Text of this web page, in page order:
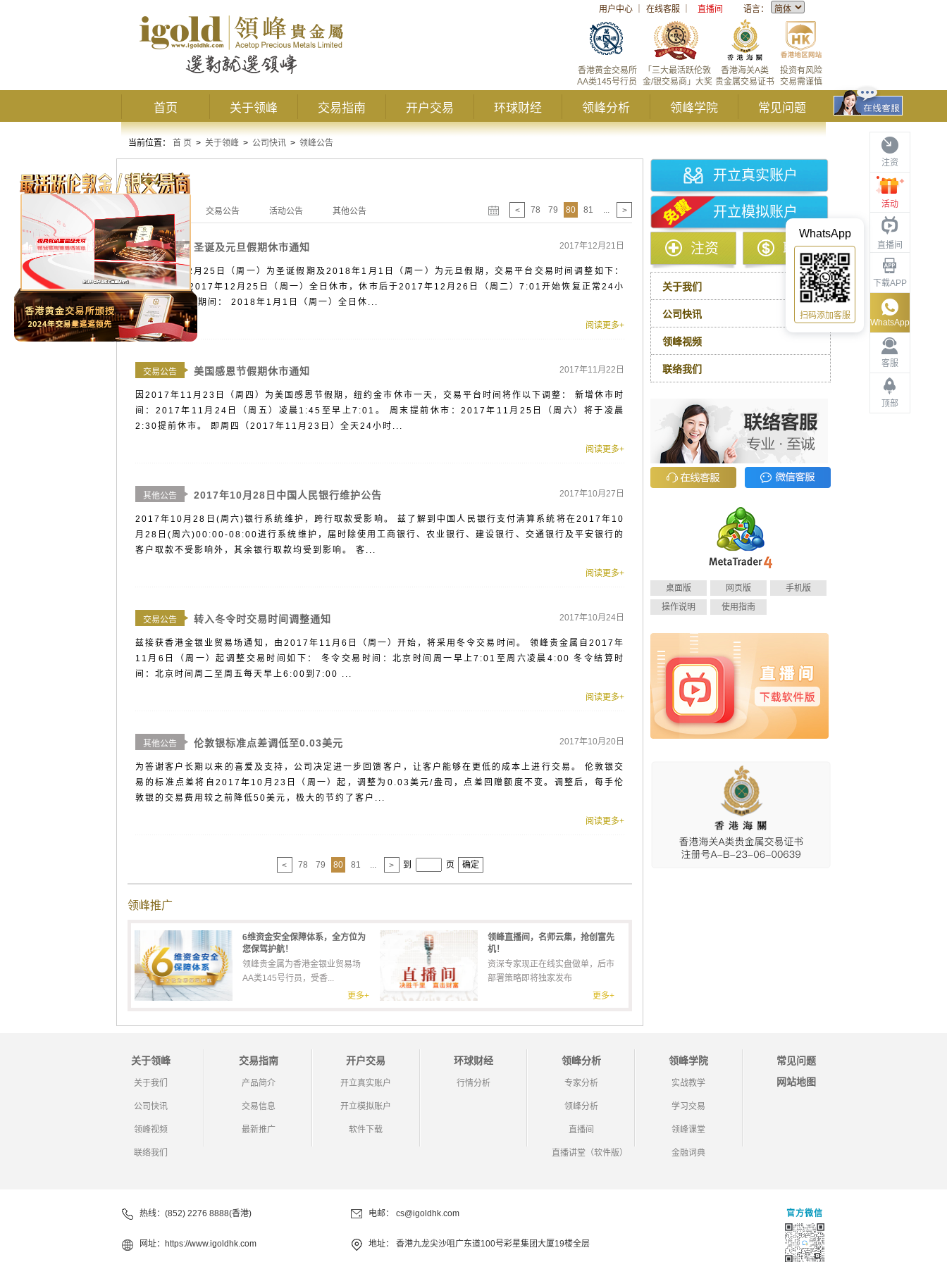
用户中心 在线客服 直播间 语言：
投资有风险
交易需谨慎
香港海关A类
贵金属交易证书
「三大最活跃伦敦
金/银交易商」大奖
香港黄金交易所
AA类145号行员
首页 关于领峰 交易指南 开户交易 环球财经 领峰分析 领峰学院 常见问题
注资
活动
直播间
下载APP
客服
顶部
WhatsApp
WhatsApp
扫码添加客服
当前位置： 首 页 > 关于领峰 > 公司快讯 > 领峰公告
领峰公告
全部公告 交易公告 活动公告 其他公告 < 78 79 80 81 ... >
交易公告 圣诞及元旦假期休市通知 2017年12月21日
因2017年12月25日（周一）为圣诞假期及2018年1月1日（周一）为元旦假期，交易平台交易时间调整如下：
圣诞期间： 2017年12月25日（周一）全日休市，休市后于2017年12月26日（周二）7:01开始恢复正常24小
时交易。 元旦期间： 2018年1月1日（周一）全日休...
阅读更多+
交易公告 美国感恩节假期休市通知 2017年11月22日
因2017年11月23日（周四）为美国感恩节假期，纽约金市休市一天，交易平台时间将作以下调整： 新增休市时
间：2017年11月24日（周五）凌晨1:45至早上7:01。 周末提前休市：2017年11月25日（周六）将于凌晨
2:30提前休市。 即周四（2017年11月23日）全天24小时...
阅读更多+
其他公告 2017年10月28日中国人民银行维护公告 2017年10月27日
2017年10月28日(周六)银行系统维护，跨行取款受影响。 兹了解到中国人民银行支付清算系统将在2017年10
月28日(周六)00:00-08:00进行系统维护，届时除使用工商银行、农业银行、建设银行、交通银行及平安银行的
客户取款不受影响外，其余银行取款均受到影响。 客...
阅读更多+
交易公告 转入冬令时交易时间调整通知 2017年10月24日
兹接获香港金银业贸易场通知，由2017年11月6日（周一）开始，将采用冬令交易时间。 领峰贵金属自2017年
11月6日（周一）起调整交易时间如下： 冬令交易时间：北京时间周一早上7:01至周六凌晨4:00 冬令结算时
间：北京时间周二至周五每天早上6:00到7:00 ...
阅读更多+
其他公告 伦敦银标准点差调低至0.03美元 2017年10月20日
为答谢客户长期以来的喜爱及支持，公司决定进一步回馈客户，让客户能够在更低的成本上进行交易。 伦敦银交
易的标准点差将自2017年10月23日（周一）起，调整为0.03美元/盎司，点差回赠额度不变。调整后，每手伦
敦银的交易费用较之前降低50美元，极大的节约了客户...
阅读更多+
< 78 79 80 81 ... > 到 页 确定
领峰推广
6维资金安全保障体系，全方位为
您保驾护航！
领峰贵金属为香港金银业贸易场
AA类145号行员，受香...
更多+
领峰直播间，名师云集，抢创富先
机！
资深专家现正在线实盘做单，后市
部署策略即将独家发布
更多+
开立真实账户
开立模拟账户
注资 取款
关于我们
公司快讯
领峰视频
联络我们
桌面版 网页版
手机版
操作说明
使用指南
关于领峰
关于我们
公司快讯
领峰视频
联络我们
交易指南
产品简介
交易信息
最新推广
开户交易
开立真实账户
开立模拟账户
软件下载
环球财经
行情分析
领峰分析
专家分析
领峰分析
直播间
直播讲堂（软件版）
领峰学院
实战教学
学习交易
领峰课堂
金融词典
常见问题
网站地图
热线：(852) 2276 8888(香港) 电邮： cs@igoldhk.com
网址： https://www.igoldhk.com 地址： 香港九龙尖沙咀广东道100号彩星集团大厦19楼全层
官方微信